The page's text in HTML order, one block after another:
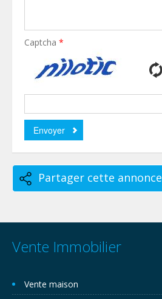
Captcha *
Partager cette annonce
Vente Immobilier
Vente maison